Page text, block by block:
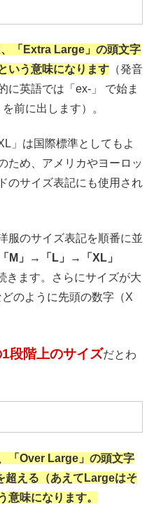
「Extra Large」の頭文字
いう意味になります （発音
に英語では「ex-」 で始ま
前に出します）。
」は国際標準としてもよ
ため、アメリカやヨーロッ
のサイズ表記にも使用され
服のサイズ表記を順番に並
M」→「L」→「XL」
きます。さらにサイズが大
のように先頭の数字（X
1段階上のサイズだとわ
「Over Large」の頭文字
超える（あえてLargeはそ
意味になります。